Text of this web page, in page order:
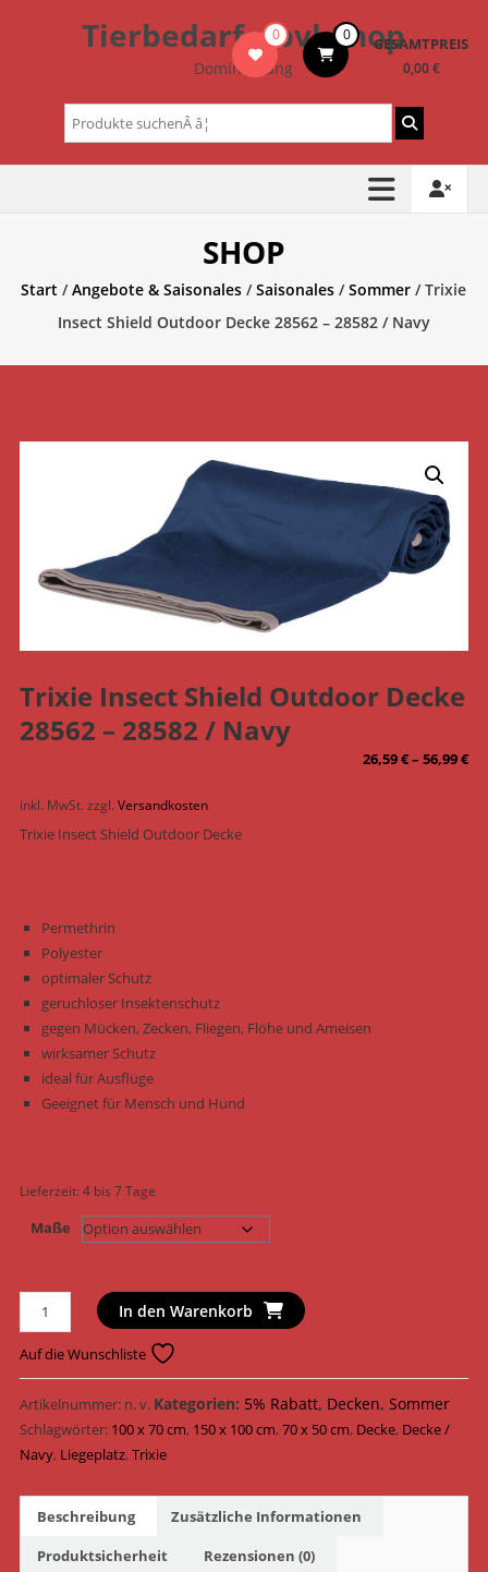
Tierbedarf – bvl-Shop
Dominik Lang
0 0 GESAMTPREIS
0,00 €
Suchen
nach:
SHOP
Start /Angebote & Saisonales /Saisonales /Sommer / Trixie
Insect Shield Outdoor Decke 28562 – 28582 / Navy
Trixie Insect Shield Outdoor Decke
28562 – 28582 / Navy
26,59€–56,99€
inkl. MwSt.zzgl.Versandkosten
Trixie Insect Shield Outdoor Decke
Permethrin
Polyester
optimaler Schutz
geruchloser Insektenschutz
gegen Mücken, Zecken, Fliegen, Flöhe und Ameisen
wirksamer Schutz
ideal für Ausflüge
Geeignet für Mensch und Hund
Lieferzeit:4 bis 7 Tage
Maße
Trixie
Insect
Shield
Outdoor
Decke
28562
-
/
Navy
Menge
In den Warenkorb
Auf die Wunschliste
Artikelnummer: n. v. Kategorien: 5% Rabatt, Decken, Sommer
Schlagwörter: 100 x 70 cm, 150 x 100 cm,70 x 50 cm, Decke, Decke /
Navy, Liegeplatz,Trixie
Beschreibung
Zusätzliche Informationen
Produktsicherheit
Rezensionen (0)